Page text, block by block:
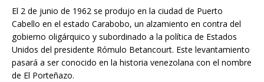
El 2 de junio de 1962 se produjo en la ciudad de Puerto
Cabello en el estado Carabobo, un alzamiento en contra del
gobierno oligárquico y subordinado a la política de Estados
Unidos del presidente Rómulo Betancourt. Este levantamiento
pasará a ser conocido en la historia venezolana con el nombre
de El Porteñazo.